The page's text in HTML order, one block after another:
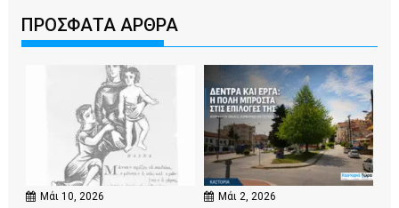
ΠΡΟΣΦΑΤΑ ΑΡΘΡΑ
Μάι 10, 2026 Μάι 2, 2026